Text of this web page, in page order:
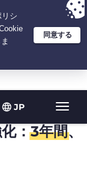
JP
ト
グ
ル
/月の 大特価
：3年間、